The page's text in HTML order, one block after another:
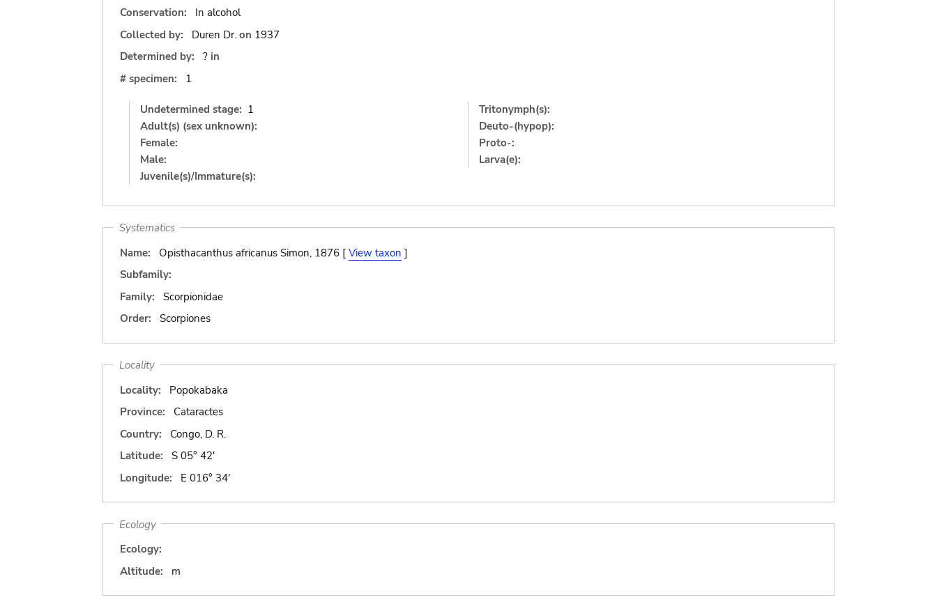
Conservation:
In alcohol
Collected by:
Duren Dr. on 1937
Determined by:
? in
# specimen:
1
Undetermined stage: 1
Adult(s) (sex unknown):
Female:
Male:
Juvenile(s)/Immature(s):
Tritonymph(s):
Deuto-(hypop):
Proto-:
Larva(e):
Systematics
Name:
Opisthacanthus africanus Simon, 1876 [ View taxon ]
Subfamily:
Family:
Scorpionidae
Order:
Scorpiones
Locality
Locality:
Popokabaka
Province:
Cataractes
Country:
Congo, D. R.
Latitude:
S 05° 42'
Longitude:
E 016° 34'
Ecology
Ecology:
Altitude:
m